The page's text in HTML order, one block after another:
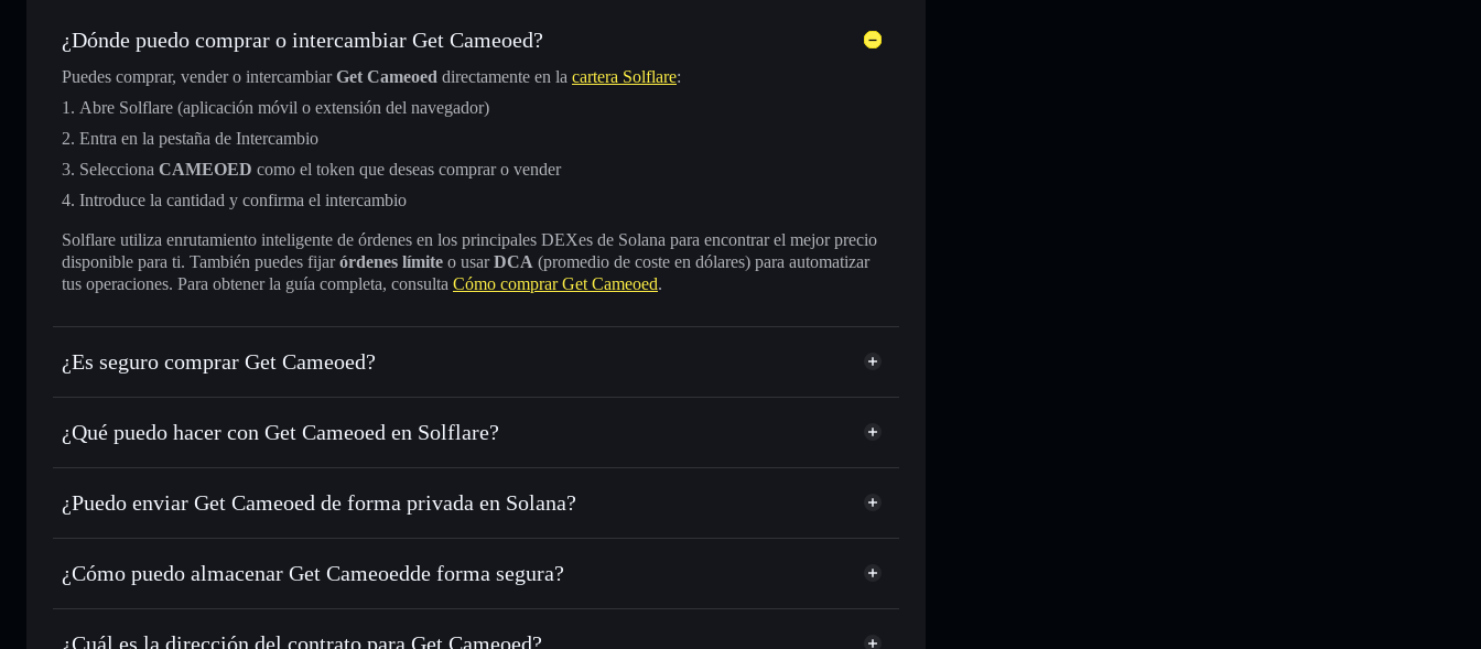
¿Dónde puedo comprar o intercambiar Get Cameoed?
Puedes comprar, vender o intercambiarGet Cameoed directamente en la cartera Solflare:
Abre Solflare (aplicación móvil o extensión del navegador)
Entra en la pestaña de Intercambio
Selecciona CAMEOED como el token que deseas comprar o vender
Introduce la cantidad y confirma el intercambio
Solflare utiliza enrutamiento inteligente de órdenes en los principales DEXes de Solana para encontrar el mejor precio
disponible para ti. También puedes fijarórdenes límite o usarDCA (promedio de coste en dólares) para automatizar
tus operaciones. Para obtener la guía completa, consulta Cómo comprar Get Cameoed.
¿Es seguro comprar Get Cameoed?
Get Cameoed no está verificado
¿Qué puedo hacer con Get Cameoed en Solflare?
Get Cameoed
cartera de Solflare
Intercambiar al instante: operar con CAMEOED para SOL, USDC o miles de otros tokens de Solana con
Utilizar DCA: promedio de coste en dólares en CAMEOED a lo largo del tiempo
Enviar de forma privada: transferir CAMEOED sin vincular públicamente las carteras usando el agregador de
privacidad integrado de Solflare
¿Puedo enviar Get Cameoed de forma privada en Solana?
agregador de privacidad
¿Cómo puedo almacenar Get Cameoedde forma segura?
Get Cameoed cartera sin custodia Solflare
¿Cuál es la dirección del contrato para Get Cameoed?